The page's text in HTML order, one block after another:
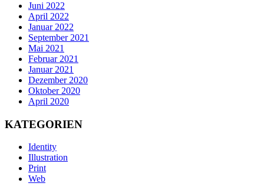
Juni 2022
April 2022
Januar 2022
September 2021
Mai 2021
Februar 2021
Januar 2021
Dezember 2020
Oktober 2020
April 2020
KATEGORIEN
Identity
Illustration
Print
Web